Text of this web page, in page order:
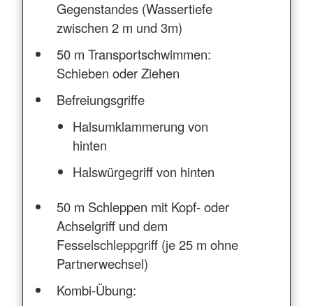
Gegenstandes (Wassertiefe
zwischen 2 m und 3m)
50 m Transportschwimmen:
Schieben oder Ziehen
Befreiungsgriffe
Halsumklammerung von
hinten
Halswürgegriff von hinten
50 m Schleppen mit Kopf- oder
Achselgriff und dem
Fesselschleppgriff (je 25 m ohne
Partnerwechsel)
Kombi-Übung: